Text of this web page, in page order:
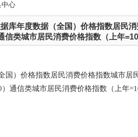
中心
库年度数据（全国）价格指数居民
信类城市居民消费价格指数（上年
国）价格指数居民消费价格指数城市居
通信类城市居民消费价格指数（上年